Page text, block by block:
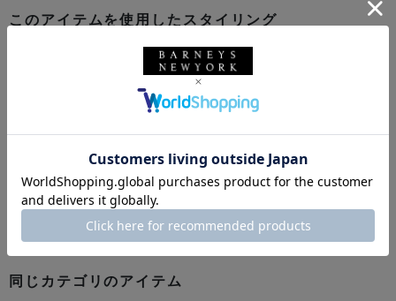
このアイテムを使用したスタイリング
同じカテゴリのアイテム